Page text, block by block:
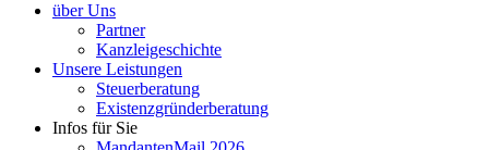
über Uns
Partner
Kanzleigeschichte
Unsere Leistungen
Steuerberatung
Existenzgründerberatung
Infos für Sie